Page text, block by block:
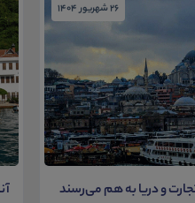
26 شهریور 1404
و دریا به هم می‌رسند